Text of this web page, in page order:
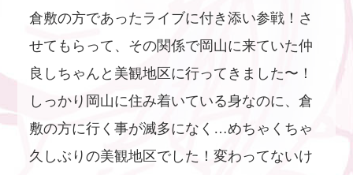
倉敷の方であったライブに付き添い参戦！さ
せてもらって、その関係で岡山に来ていた仲
良しちゃんと美観地区に行ってきました〜！
しっかり岡山に住み着いている身なのに、倉
敷の方に行く事が滅多になく…めちゃくちゃ
久しぶりの美観地区でした！変わってないけ